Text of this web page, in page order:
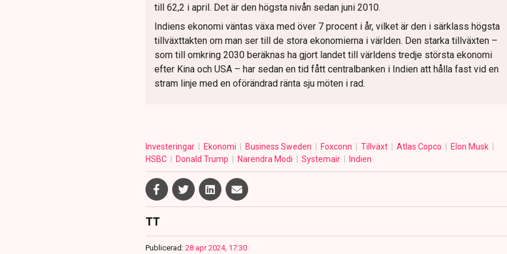
till 62,2 i april. Det är den högsta nivån sedan juni 2010.
Indiens ekonomi väntas växa med över 7 procent i år, vilket är den i särklass högsta
tillväxttakten om man ser till de stora ekonomierna i världen. Den starka tillväxten –
som till omkring 2030 beräknas ha gjort landet till världens tredje största ekonomi
efter Kina och USA – har sedan en tid fått centralbanken i Indien att hålla fast vid en
stram linje med en oförändrad ränta sju möten i rad.
Investeringar Ekonomi Business Sweden Foxconn Tillväxt Atlas Copco
Elon Musk
HSBC
Donald Trump Narendra Modi Systemair Indien
TT
Publicerad: 28 apr 2024, 17:30